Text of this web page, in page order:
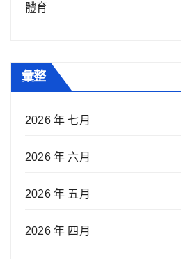
體育
彙整
2026 年 七月
2026 年 六月
2026 年 五月
2026 年 四月